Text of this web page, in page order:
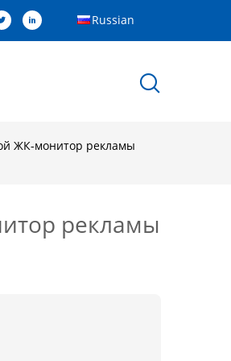
Russian
ЖК-монитор рекламы
рекламы